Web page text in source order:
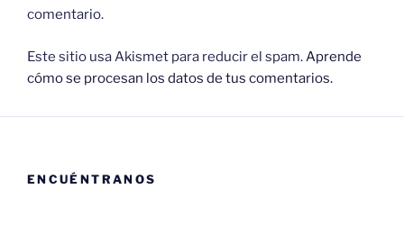
o
o
k
p
comentario.
Este sitio usa Akismet para reducir el spam.Aprende
cómo se procesan los datos de tus comentarios.
ENCUÉNTRANOS